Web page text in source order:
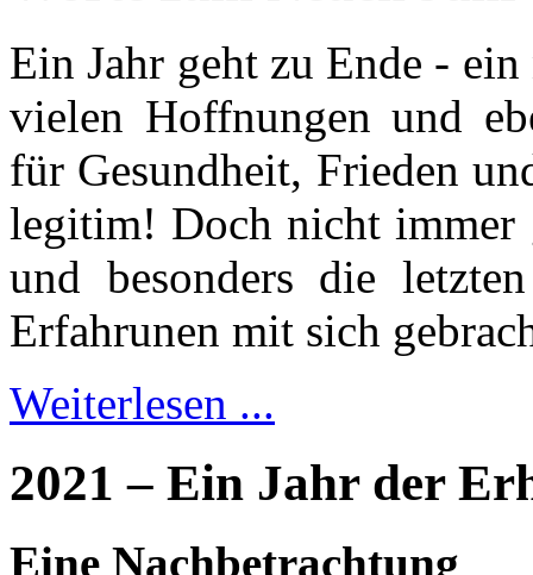
Ein Jahr geht zu Ende -
vielen Hoffnungen und
für Gesundheit, Frieden
legitim! Doch nicht immer
und besonders die
Erfahrunen mit sich
Weiterlesen ...
2021 – Ein Jahr der
Eine Nachbetrachtung